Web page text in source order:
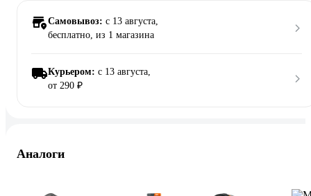
Самовывоз: c 13 августа,
бесплатно, из 1 магазина
Курьером: c 13 августа,
от 290 ₽
Аналоги